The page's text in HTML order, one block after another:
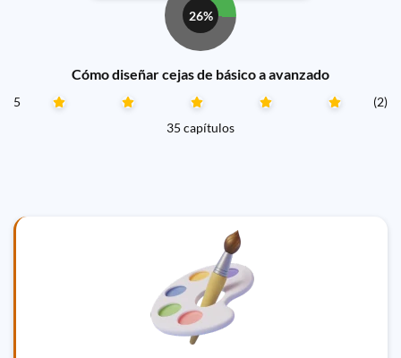
26%
Cómo diseñar cejas de básico a avanzado
5
(2)
35 capítulos